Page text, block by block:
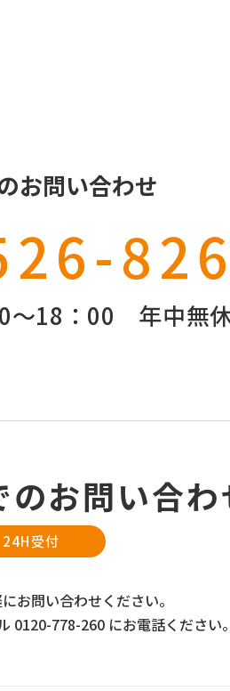
お問い合わせ
～18：00 年中無
のお問い合
24H受付
お問い合わせください。
0120-778-260 にお電話ください